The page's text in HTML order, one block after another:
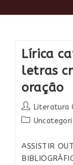
Lírica
letras
oração
Autor
do
Literatura
Categoria
post:
ASSISTIR